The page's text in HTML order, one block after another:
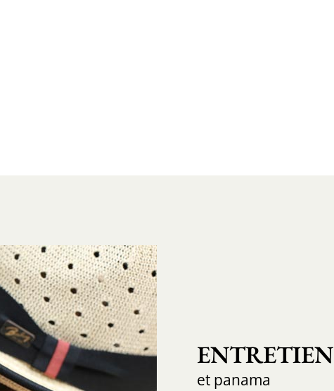
ENTRETIEN
et panama